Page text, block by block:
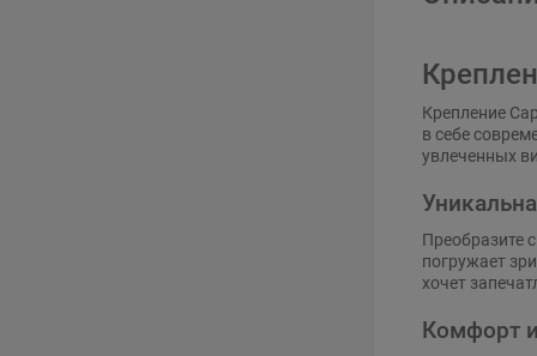
Крепление
в себе
увлеченных
Преобразите
погружает
хочет
Комфорт